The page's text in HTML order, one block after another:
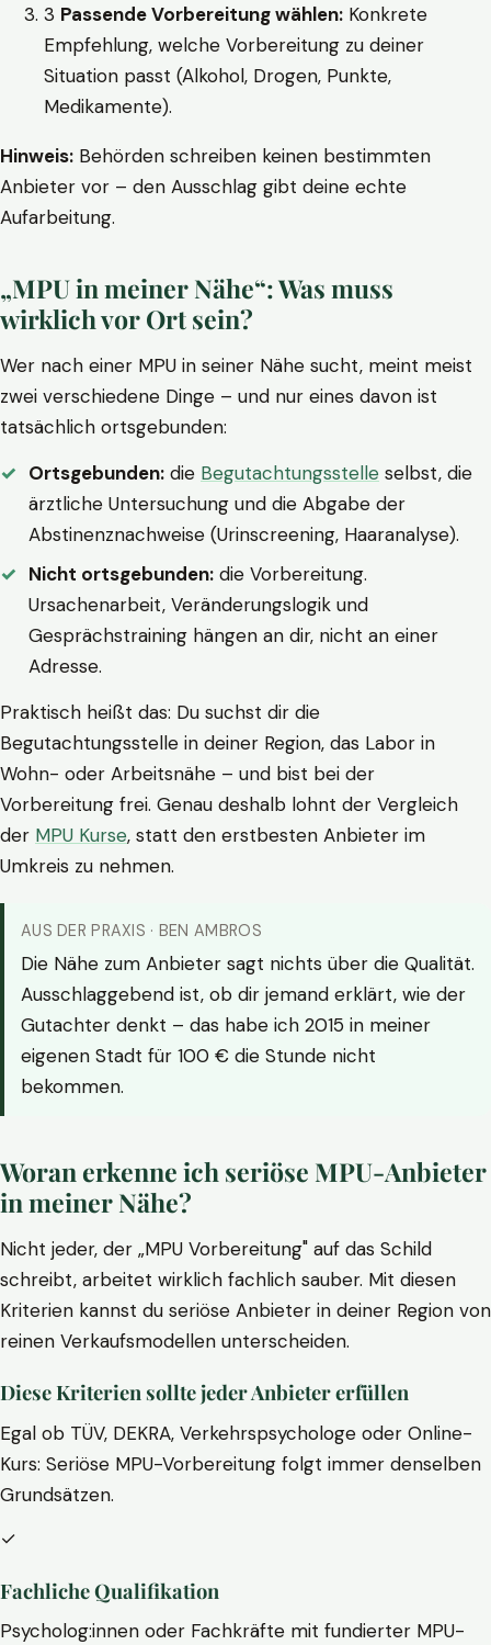
3 Passende Vorbereitung wählen: Konkrete
Empfehlung, welche Vorbereitung zu deiner
Situation passt (Alkohol, Drogen, Punkte,
Medikamente).
Hinweis: Behörden schreiben keinen bestimmten
Anbieter vor – den Ausschlag gibt deine echte
Aufarbeitung.
„MPU in meiner Nähe“: Was muss
wirklich vor Ort sein?
Wer nach einer MPU in seiner Nähe sucht, meint meist
zwei verschiedene Dinge – und nur eines davon ist
tatsächlich ortsgebunden:
Ortsgebunden: die Begutachtungsstelle selbst, die
ärztliche Untersuchung und die Abgabe der
Abstinenznachweise (Urinscreening, Haaranalyse).
Nicht ortsgebunden: die Vorbereitung.
Ursachenarbeit, Veränderungslogik und
Gesprächstraining hängen an dir, nicht an einer
Adresse.
Praktisch heißt das: Du suchst dir die
Begutachtungsstelle in deiner Region, das Labor in
Wohn- oder Arbeitsnähe – und bist bei der
Vorbereitung frei. Genau deshalb lohnt der Vergleich
der MPU Kurse, statt den erstbesten Anbieter im
Umkreis zu nehmen.
AUS DER PRAXIS · BEN AMBROS
Die Nähe zum Anbieter sagt nichts über die Qualität.
Ausschlaggebend ist, ob dir jemand erklärt, wie der
Gutachter denkt – das habe ich 2015 in meiner
eigenen Stadt für 100 € die Stunde nicht
bekommen.
Woran erkenne ich seriöse MPU-Anbieter
in meiner Nähe?
Nicht jeder, der „MPU Vorbereitung" auf das Schild
schreibt, arbeitet wirklich fachlich sauber. Mit diesen
Kriterien kannst du seriöse Anbieter in deiner Region von
reinen Verkaufsmodellen unterscheiden.
Diese Kriterien sollte jeder Anbieter erfüllen
Egal ob TÜV, DEKRA, Verkehrspsychologe oder Online-
Kurs: Seriöse MPU-Vorbereitung folgt immer denselben
Grundsätzen.
✓
Fachliche Qualifikation
Psycholog:innen oder Fachkräfte mit fundierter MPU-